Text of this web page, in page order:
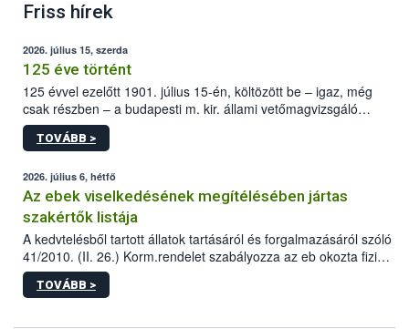
Friss hírek
2026. július 15, szerda
125 éve történt
125 évvel ezelőtt 1901. július 15-én, költözött be – igaz, még
csak részben – a budapesti m. kir. állami vetőmagvizsgáló
állomás a Kis Rókus utca 15. szám alatti, Czigler Győző által
tervezett új épületébe.
TOVÁBB >
2026. július 6, hétfő
Az ebek viselkedésének megítélésében jártas
szakértők listája
A kedvtelésből tartott állatok tartásáról és forgalmazásáról szóló
41/2010. (II. 26.) Korm.rendelet szabályozza az eb okozta fizikai
sérülés, illetve ennek veszélye keletkezésekor felmerülő
hatósági feladatokat, valamint a veszélyes eb tartását és annak
vonni az ebek viselkedésének megítélésében jártas szakértőt.
TOVÁBB >